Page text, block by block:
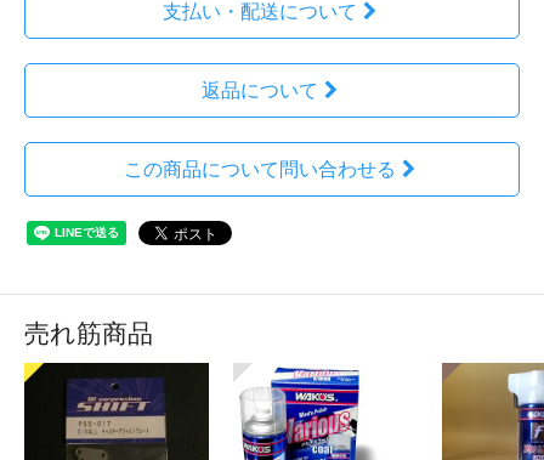
支払い・配送について
返品について
この商品について問い合わせる
売れ筋商品